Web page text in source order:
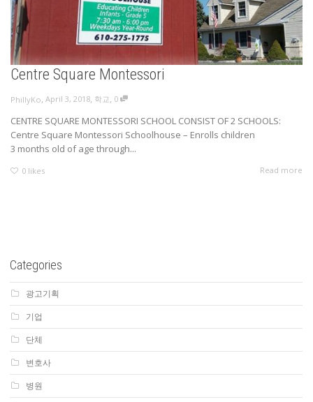
Centre Square Montessori
PhillyKo, April 3, 2018, 학교 , 0
CENTRE SQUARE MONTESSORI SCHOOL CONSIST OF 2 SCHOOLS:
Centre Square Montessori Schoolhouse – Enrolls children
3 months old of age through...
0 likes Read more
Categories
광고기획
기업
단체
변호사
병원